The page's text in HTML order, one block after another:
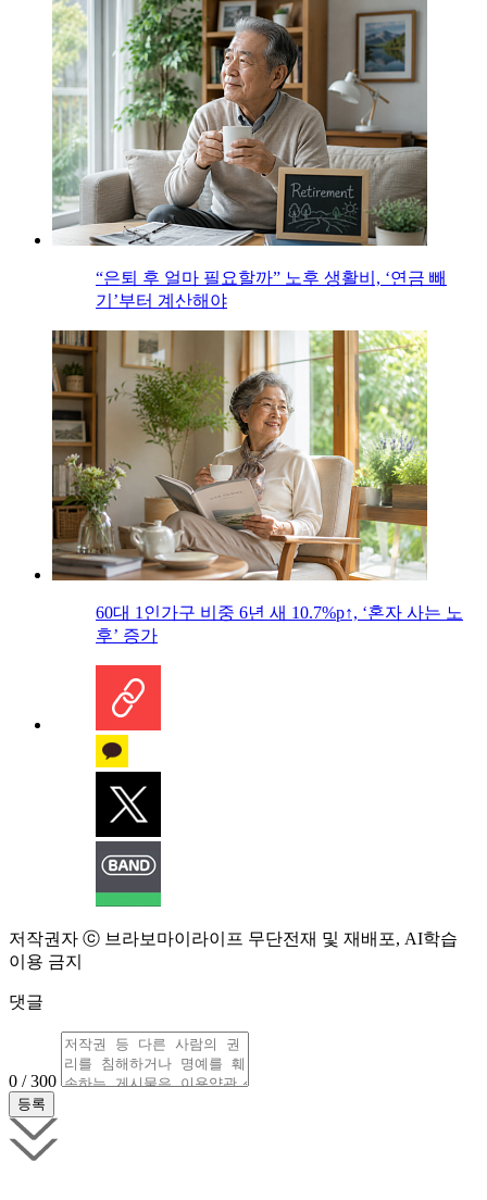
“은퇴 후 얼마 필요할까” 노후 생활비, ‘연금 빼
기’부터 계산해야
60대 1인가구 비중 6년 새 10.7%p↑, ‘혼자 사는 노
후’ 증가
저작권자 ⓒ 브라보마이라이프 무단전재 및 재배포, AI학습
이용 금지
댓글
0 / 300